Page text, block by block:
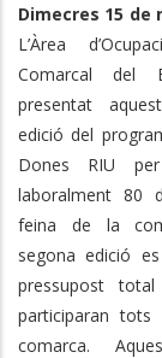
Dimecres 15 de
L’Àrea
Comarcal del
presentat
edició del
Dones RIU
laboralment 80
feina de la
segona edició
pressupost
participaran tots
comarca.